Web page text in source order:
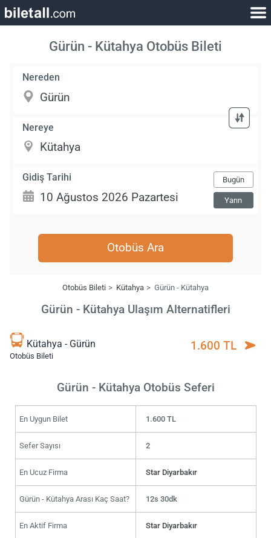
Gürün - Kütahya Otobüs Bileti
Nereden
Nereye
Gidiş Tarihi Bugün
Yarın
Otobüs Ara
Otobüs Bileti Kütahya Gürün - Kütahya
Gürün - Kütahya Ulaşım Alternatifleri
Kütahya - Gürün
Otobüs Bileti
1.600 TL
Gürün - Kütahya Otobüs Seferi
En Uygun Bilet 1.600 TL
Sefer Sayısı 2
En Ucuz Firma Star Diyarbakır
Gürün - Kütahya Arası Kaç Saat? 12s 30dk
En Aktif Firma Star Diyarbakır